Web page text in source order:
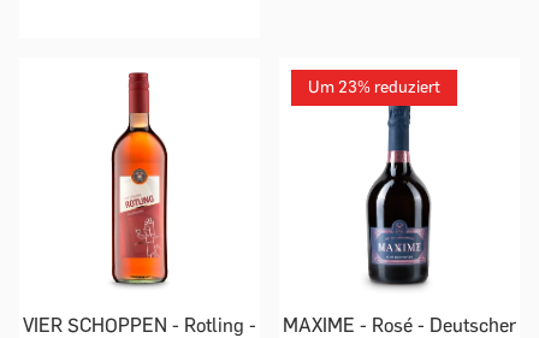
VIER SCHOPPEN - Rotling -
Um 23% reduziert
MAXIME - Rosé - Deutscher